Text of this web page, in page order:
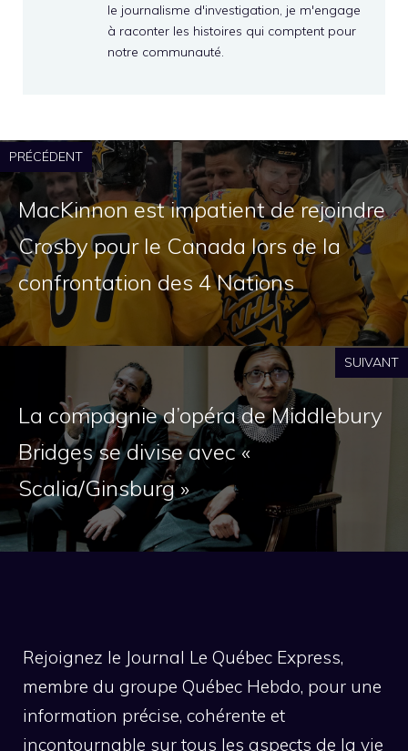
le journalisme d'investigation, je m'engage
à raconter les histoires qui comptent pour
notre communauté.
PRÉCÉDENT
MacKinnon est impatient de rejoindre
Crosby pour le Canada lors de la
confrontation des 4 Nations
SUIVANT
La compagnie d’opéra de Middlebury
Bridges se divise avec «
Scalia/Ginsburg »
Rejoignez le Journal Le Québec Express,
membre du groupe Québec Hebdo, pour une
information précise, cohérente et
incontournable sur tous les aspects de la vie